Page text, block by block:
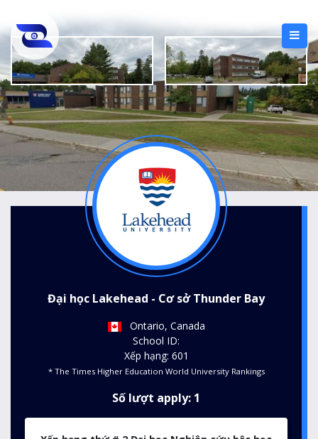
Đại học Lakehead - Cơ sở Thunder Bay
Ontario, Canada
School ID:
Xếp hạng: 601
* The Times Higher Education World University Rankings
Số lượt apply: 1